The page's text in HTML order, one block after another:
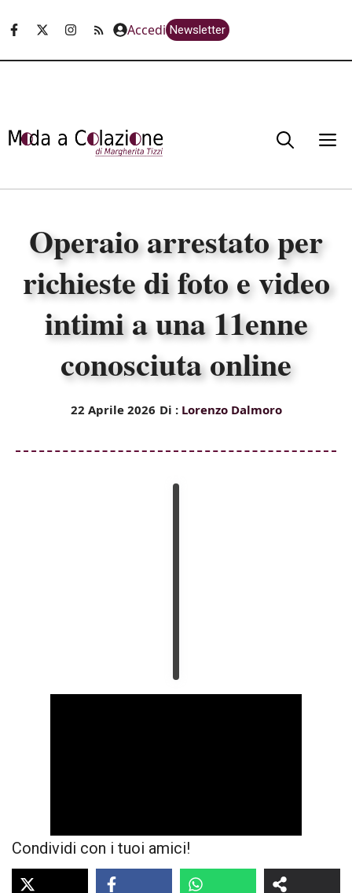
Accedi Newsletter
Operaio arrestato per
richieste di foto e video
intimi a una 11enne
conosciuta online
22 Aprile 2026 Di : Lorenzo Dalmoro
Condividi con i tuoi amici!